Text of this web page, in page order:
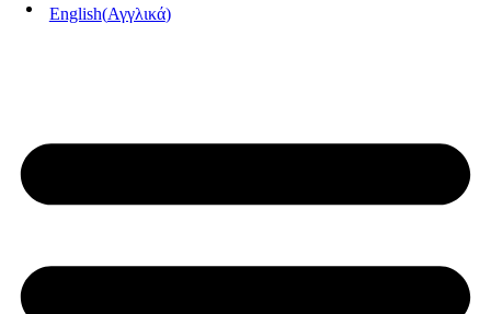
English(Αγγλικά)